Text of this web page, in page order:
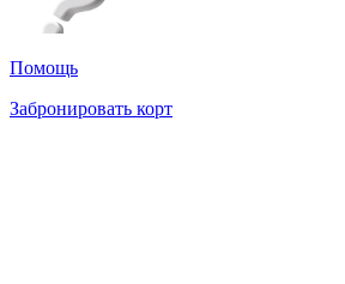
Помощь
Забронировать корт